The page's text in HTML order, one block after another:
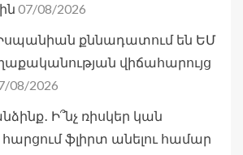
07/08/2026
քննադատում են ԵՄ
վիճահարույց
08/2026
Ի՞նչ ռիսկեր կան
հարցում ֆլիրտ անելու համար